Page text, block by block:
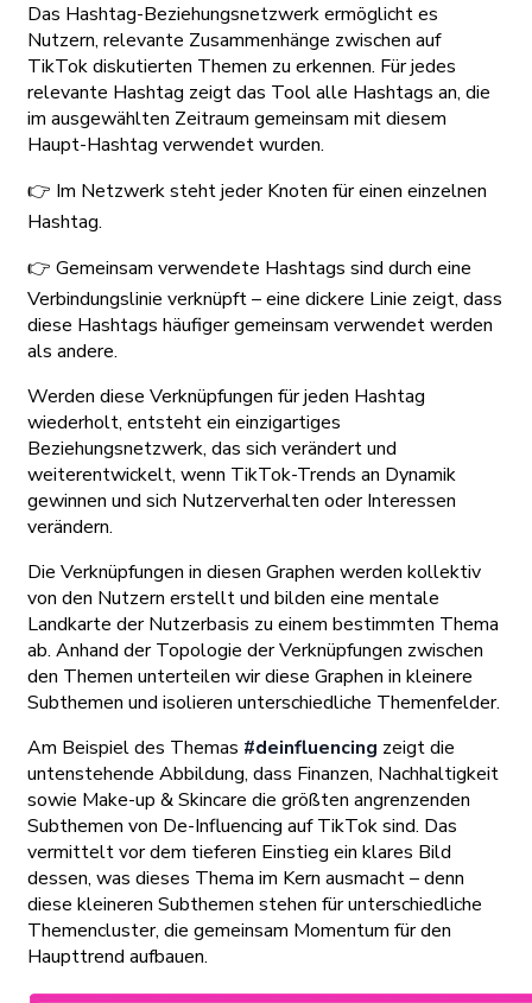
Das Hashtag-Beziehungsnetzwerk ermöglicht es
Nutzern, relevante Zusammenhänge zwischen auf
TikTok diskutierten Themen zu erkennen. Für jedes
relevante Hashtag zeigt das Tool alle Hashtags an, die
im ausgewählten Zeitraum gemeinsam mit diesem
Haupt-Hashtag verwendet wurden.
👉 Im Netzwerk steht jeder Knoten für einen einzelnen
Hashtag.
👉 Gemeinsam verwendete Hashtags sind durch eine
Verbindungslinie verknüpft – eine dickere Linie zeigt, dass
diese Hashtags häufiger gemeinsam verwendet werden
als andere.
Werden diese Verknüpfungen für jeden Hashtag
wiederholt, entsteht ein einzigartiges
Beziehungsnetzwerk, das sich verändert und
weiterentwickelt, wenn TikTok-Trends an Dynamik
gewinnen und sich Nutzerverhalten oder Interessen
verändern.
Die Verknüpfungen in diesen Graphen werden kollektiv
von den Nutzern erstellt und bilden eine mentale
Landkarte der Nutzerbasis zu einem bestimmten Thema
ab. Anhand der Topologie der Verknüpfungen zwischen
den Themen unterteilen wir diese Graphen in kleinere
Subthemen und isolieren unterschiedliche Themenfelder.
Am Beispiel des Themas #deinfluencing zeigt die
untenstehende Abbildung, dass Finanzen, Nachhaltigkeit
sowie Make-up & Skincare die größten angrenzenden
Subthemen von De-Influencing auf TikTok sind. Das
vermittelt vor dem tieferen Einstieg ein klares Bild
dessen, was dieses Thema im Kern ausmacht – denn
diese kleineren Subthemen stehen für unterschiedliche
Themencluster, die gemeinsam Momentum für den
Haupttrend aufbauen.